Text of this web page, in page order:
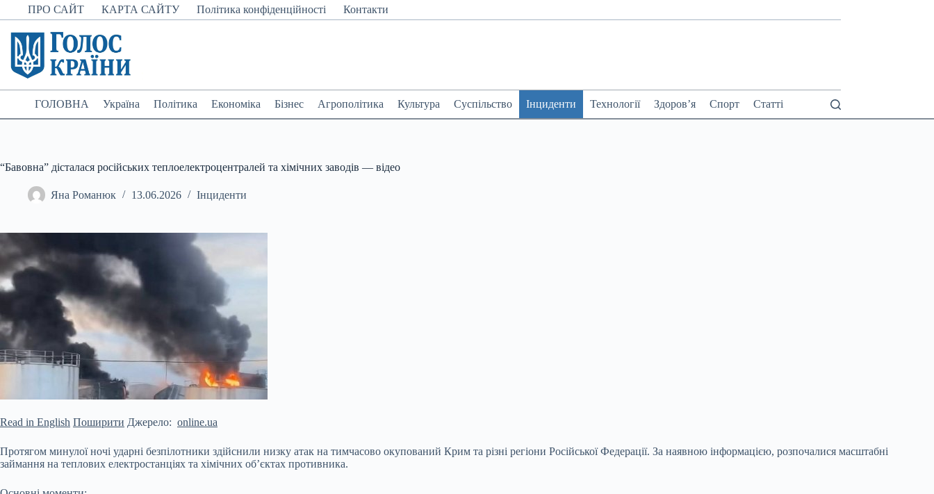
Перейти
до
вмісту
ПРО САЙТ КАРТА САЙТУ Політика конфіденційності Контакти
ГОЛОВНА Україна Політика Економіка Бізнес Агрополітика Культура Суспільство Інциденти Технології Здоров’я Спорт Статті
“Бавовна” дісталася російських теплоелектроцентралей та хімічних заводів — відео
Яна Романюк 13.06.2026 Інциденти
Read in English Поширити Джерело: online.ua
Протягом минулої ночі ударні безпілотники здійснили низку атак на тимчасово окупований Крим та різні регіони Російської Федерації. За наявною інформацією, розпочалися масштабні
займання на теплових електростанціях та хімічних об’єктах противника.